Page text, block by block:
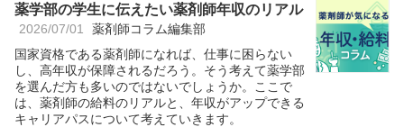
薬学部の学生に伝えたい薬剤師年収のリアル
2026/07/01 薬剤師コラム編集部
国家資格である薬剤師になれば、仕事に困らない
し、高年収が保障されるだろう。そう考えて薬学部
を選んだ方も多いのではないでしょうか。ここで
は、薬剤師の給料のリアルと、年収がアップできる
キャリアパスについて考えていきます。